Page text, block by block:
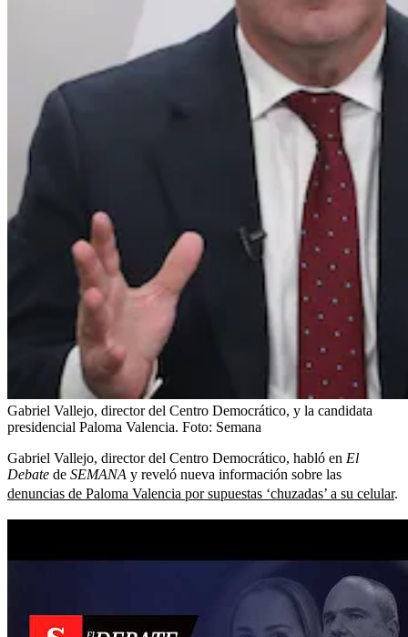
Gabriel Vallejo, director del Centro Democrático, y la candidata
presidencial Paloma Valencia. Foto: Semana
Gabriel Vallejo, director del Centro Democrático, habló en El
Debate de SEMANA y reveló nueva información sobre las
denuncias de Paloma Valencia por supuestas ‘chuzadas’ a su celular.